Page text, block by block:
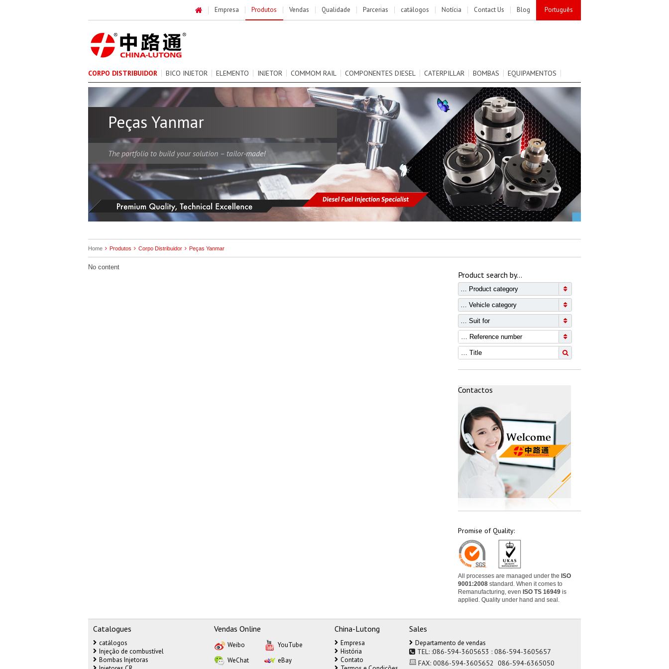
Peças Yanmar
The portfolio to build your solution – tailor-made!
Home Produtos Corpo Distribuidor Peças Yanmar
No content
Product search by…
… Product category
… Vehicle category
… Suit for
Contactos
Promise of Quality:
All processes are managed under the ISO
9001:2008standard. When it comes to
Remanufacturing, even ISO TS 16949is
applied. Quality under hand and seal.
Empresa Produtos Vendas Qualidade Parcerias catálogos Notícia Contact Us Blog Português
CORPO DISTRIBUIDOR BICO INJETOR ELEMENTO INJETOR COMMOM RAIL COMPONENTES DIESEL CATERPILLAR BOMBAS EQUIPAMENTOS
Catalogues
catálogos
Injeção de combustível
Bombas Injetoras
Vendas Online
Weibo
YouTube
WeChat
eBay
China-Lutong
Empresa
História
Contato
Sales
Departamento de vendas
TEL: :086-594-3605653 : 086-594-3605657
FAX: 0086-594-3605652 086-594-6365050